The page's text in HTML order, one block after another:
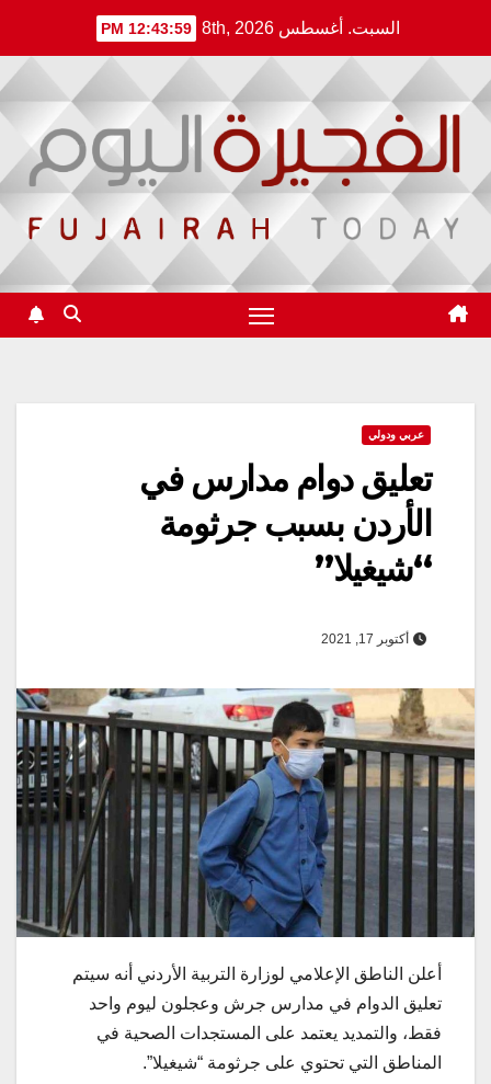
content
السبت. أغسطس 8th, 2026 12:43:59 PM
عربي ودولي
تعليق دوام مدارس في
الأردن بسبب جرثومة
“شيغيلا”
أكتوبر 17, 2021
أعلن الناطق الإعلامي لوزارة التربية الأردني أنه سيتم
تعليق الدوام في مدارس جرش وعجلون ليوم واحد
فقط، والتمديد يعتمد على المستجدات الصحية في
المناطق التي تحتوي على جرثومة “شيغيلا”.